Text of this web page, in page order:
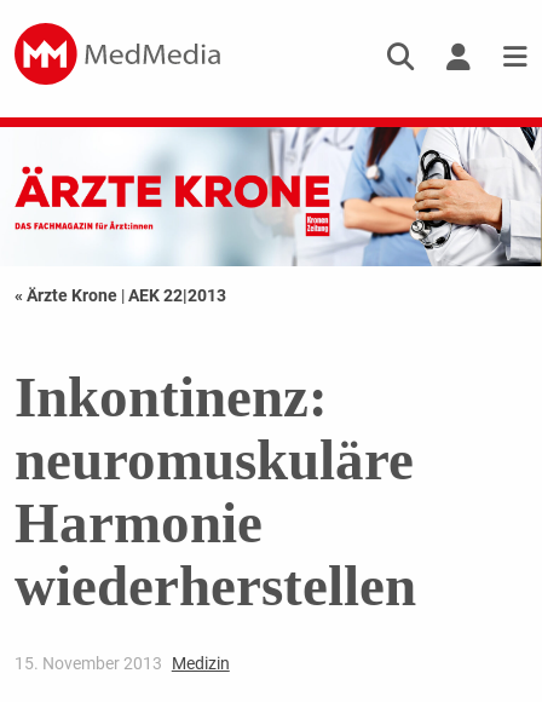
« Ärzte Krone |AEK 22|2013
Inkontinenz:
neuromuskuläre
Harmonie
wiederherstellen
15. November 2013 Medizin